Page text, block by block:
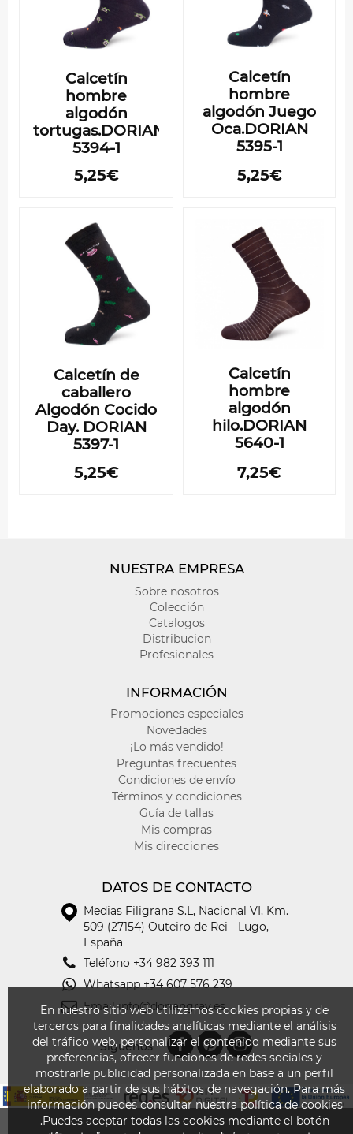
Calcetín
hombre
algodón
tortugas.DORIAN
5394-1
5,25€
Calcetín
hombre
algodón Juego
Oca.DORIAN
5395-1
5,25€
Calcetín de
caballero
Algodón Cocido
Day. DORIAN
5397-1
5,25€
Calcetín
hombre
algodón
hilo.DORIAN
5640-1
7,25€
En nuestro sitio web utilizamos cookies propias y de
terceros para finalidades analíticas mediante el análisis
del tráfico web, personalizar el contenido mediante sus
preferencias, ofrecer funciones de redes sociales y
mostrarle publicidad personalizada en base a un perfil
elaborado a partir de sus hábitos de navegación. Para más
información puedes consultar nuestra política de cookies
.Puedes aceptar todas las cookies mediante el botón
NUESTRA EMPRESA
Sobre nosotros
Colección
Catalogos
Distribucion
Profesionales
INFORMACIÓN
Promociones especiales
Novedades
¡Lo más vendido!
Preguntas frecuentes
Condiciones de envío
Términos y condiciones
Guía de tallas
Mis compras
Mis direcciones
DATOS DE CONTACTO
Medias Filigrana S.L, Nacional VI, Km.
509 (27154) Outeiro de Rei - Lugo,
España
Teléfono +34 982 393 111
Whatsapp +34 607 576 239
Email info@doriangray.es
Síguenos